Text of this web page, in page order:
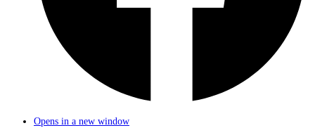
Opens in a new window